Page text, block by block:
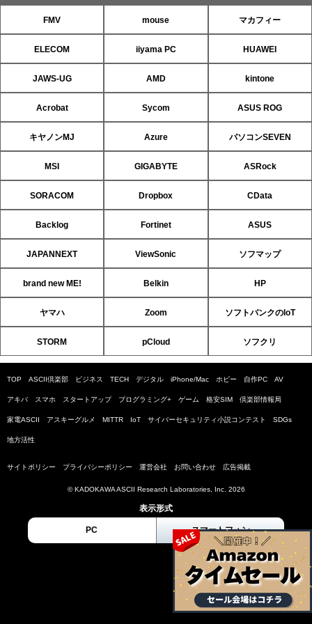
FMV mouse マカフィー
ELECOM iiyama PC HUAWEI
JAWS-UG AMD kintone
Acrobat Sycom ASUS ROG
キヤノンMJ Azure パソコンSEVEN
MSI GIGABYTE ASRock
SORACOM Dropbox CData
Backlog Fortinet ASUS
JAPANNEXT ViewSonic ソフマップ
brand new ME! Belkin HP
ヤマハ Zoom ソフトバンクのIoT
STORM pCloud ソフクリ
TOP ASCII倶楽部 ビジネス TECH デジタル iPhone/Mac ホビー 自作PC AV
アキバ スマホ スタートアップ プログラミング+ ゲーム 格安SIM 倶楽部情報局
家電ASCII アスキーグルメ MITTR IoT サイバーセキュリティ小説コンテスト SDGs
地方活性
サイトポリシー プライバシーポリシー 運営会社 お問い合わせ 広告掲載
© KADOKAWA ASCII Research Laboratories, Inc. 2026
表示形式
PC スマートフォン